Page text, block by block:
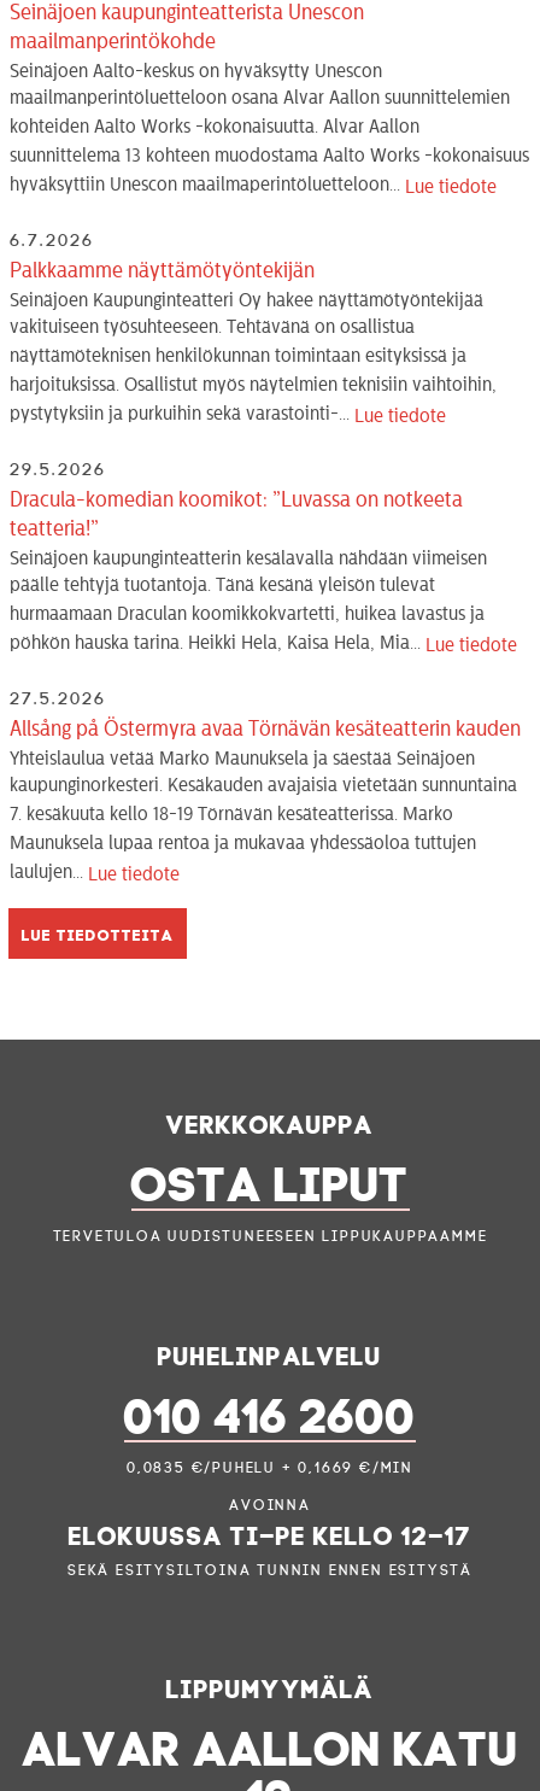
Seinäjoen kaupunginteatterista Unescon
maailmanperintökohde
Seinäjoen Aalto-keskus on hyväksytty Unescon
maailmanperintöluetteloon osana Alvar Aallon suunnittelemien
kohteiden Aalto Works -kokonaisuutta. Alvar Aallon
suunnittelema 13 kohteen muodostama Aalto Works -kokonaisuus
hyväksyttiin Unescon maailmaperintöluetteloon...
Lue tiedote
6.7.2026
Palkkaamme näyttämötyöntekijän
Seinäjoen Kaupunginteatteri Oy hakee näyttämötyöntekijää
vakituiseen työsuhteeseen. Tehtävänä on osallistua
näyttämöteknisen henkilökunnan toimintaan esityksissä ja
harjoituksissa. Osallistut myös näytelmien teknisiin vaihtoihin,
pystytyksiin ja purkuihin sekä varastointi-...
Lue tiedote
29.5.2026
Dracula-komedian koomikot: ”Luvassa on notkeeta
teatteria!”
Seinäjoen kaupunginteatterin kesälavalla nähdään viimeisen
päälle tehtyjä tuotantoja. Tänä kesänä yleisön tulevat
hurmaamaan Draculan koomikkokvartetti, huikea lavastus ja
pöhkön hauska tarina. Heikki Hela, Kaisa Hela, Mia...
Lue tiedote
27.5.2026
Allsång på Östermyra avaa Törnävän kesäteatterin kauden
Yhteislaulua vetää Marko Maunuksela ja säestää Seinäjoen
kaupunginorkesteri. Kesäkauden avajaisia vietetään sunnuntaina
7. kesäkuuta kello 18-19 Törnävän kesäteatterissa. Marko
Maunuksela lupaa rentoa ja mukavaa yhdessäoloa tuttujen
laulujen...
Lue tiedote
Lue tiedotteita
Verkkokauppa
OSTA LIPUT
Tervetuloa uudistuneeseen lippukauppaamme
Puhelinpalvelu
010 416 2600
0,0835 €/puhelu + 0,1669 €/min
Avoinna
elokuussa ti–pe kello 12–17
sekä esitysiltoina tunnin ennen esitystä
Lippumyymälä
ALVAR AALLON KATU